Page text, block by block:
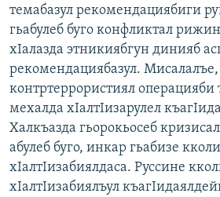
темабазул рекомендациябиги
гьабулеб буго конфликтал
хIалазда этникиябгун динияб
рекомендациябазул. Мисалалъе,
контртеррористиял операцияби
мехалда хIалтIизарулел
Халкъазда гьорокьосеб
абулеб буго, инкар гьабизе
хIалтIизабиялдаса. Руссине
хIалтIизабиялъул